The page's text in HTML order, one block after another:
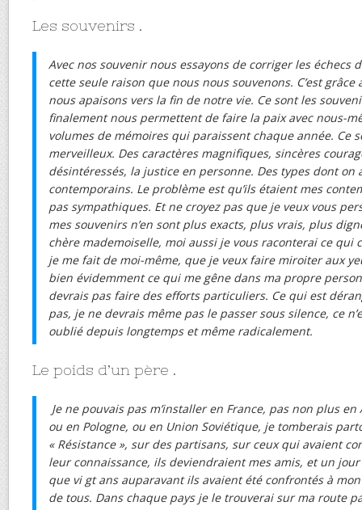
Les souvenirs .
Avec nos souvenir nous essayons de corriger les échecs
cette seule raison que nous nous souvenons. C’est
nous apaisons vers la fin de notre vie. Ce sont les
finalement nous permettent de faire la paix avec nous-
volumes de mémoires qui paraissent chaque année. Ce
merveilleux. Des caractères magnifiques, sincères
désintéressés, la justice en personne. Des types dont on
contemporains. Le problème est qu’ils étaient mes
pas sympathiques. Et ne croyez pas que je veux vous
mes souvenirs n’en sont plus exacts, plus vrais, plus
chère mademoiselle, moi aussi je vous raconterai ce qui
je me fait de moi-même, que je veux faire miroiter aux
bien évidemment ce qui me gêne dans ma propre
devrais pas faire des efforts particuliers. Ce qui est
pas, je ne devrais même pas le passer sous silence, ce
oublié depuis longtemps et même radicalement.
Le poids d’un père .
Je ne pouvais pas m’installer en France, pas non plus
ou en Pologne, ou en Union Soviétique, je tomberais
« Résistance », sur des partisans, sur ceux qui avaient
leur connaissance, ils deviendraient mes amis, et un
que vi gt ans auparavant ils avaient été confrontés à
de tous. Dans chaque pays je le trouverai sur ma route